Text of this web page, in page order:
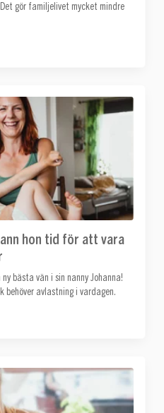
gör familjelivet mycket mindre
hon tid för att vara
bästa vän i sin nanny Johanna!
behöver avlastning i vardagen.